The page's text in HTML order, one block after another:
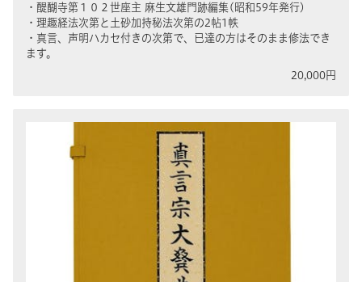
・醍醐寺第１０２世座主 麻生文雄門跡編集(昭和59年発行)
・理趣経法次第と土砂加持秘法次第の2帖1帙
・真言、声明ハカセ付きの次第で、已達の方はそのまま修法でき
ます。
20,000円